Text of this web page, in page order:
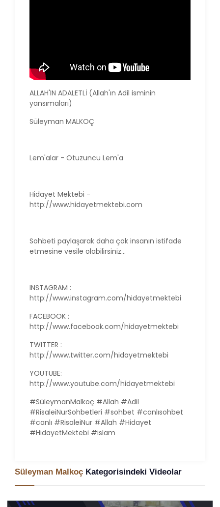
ALLAH'IN ADALETLİ (Allah'ın Adil isminin
yansımaları)
Süleyman MALKOÇ
Lem'alar - Otuzuncu Lem'a
Hidayet Mektebi -
http://www.hidayetmektebi.com
Sohbeti paylaşarak daha çok insanın istifade
etmesine vesile olabilirsiniz...
INSTAGRAM :
http://www.instagram.com/hidayetmektebi
FACEBOOK :
http://www.facebook.com/hidayetmektebi
TWITTER :
http://www.twitter.com/hidayetmektebi
YOUTUBE:
http://www.youtube.com/hidayetmektebi
#SüleymanMalkoç #Allah #Adil
#RisaleiNurSohbetleri #sohbet #canlısohbet
#canlı #RisaleiNur #Allah #Hidayet
#HidayetMektebi #islam
Süleyman Malkoç Kategorisindeki Videolar